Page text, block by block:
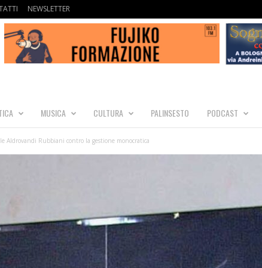
NEWSLETTER
MUSICA CULTURA PALINSESTO PODCAST
Aldrovandi Rubbiani contro la gestione monocratica